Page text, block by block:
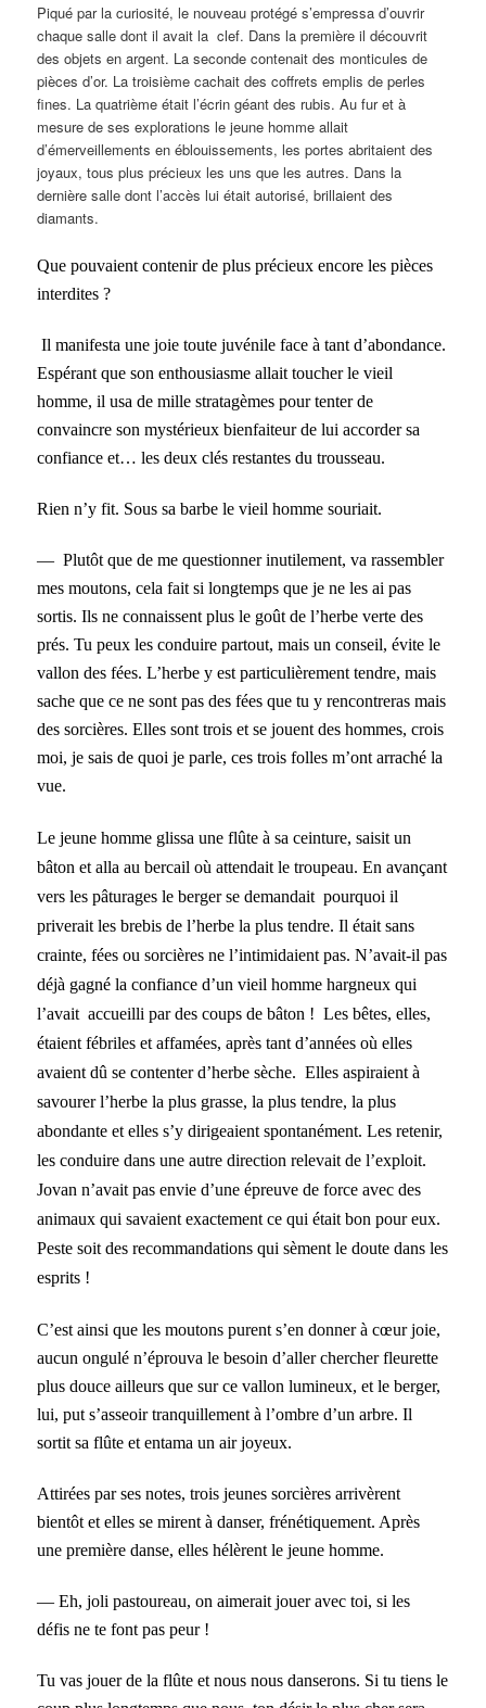
Piqué par la curiosité, le nouveau protégé s’empressa d’ouvrir
chaque salle dont il avait la clef. Dans la première il découvrit
des objets en argent. La seconde contenait des monticules de
pièces d’or. La troisième cachait des coffrets emplis de perles
fines. La quatrième était l’écrin géant des rubis. Au fur et à
mesure de ses explorations le jeune homme allait
d’émerveillements en éblouissements, les portes abritaient des
joyaux, tous plus précieux les uns que les autres. Dans la
dernière salle dont l’accès lui était autorisé, brillaient des
diamants.
Que pouvaient contenir de plus précieux encore les pièces
interdites ?
Il manifesta une joie toute juvénile face à tant d’abondance.
Espérant que son enthousiasme allait toucher le vieil
homme, il usa de mille stratagèmes pour tenter de
convaincre son mystérieux bienfaiteur de lui accorder sa
confiance et… les deux clés restantes du trousseau.
Rien n’y fit. Sous sa barbe le vieil homme souriait.
— Plutôt que de me questionner inutilement, va rassembler
mes moutons, cela fait si longtemps que je ne les ai pas
sortis. Ils ne connaissent plus le goût de l’herbe verte des
prés. Tu peux les conduire partout, mais un conseil, évite le
vallon des fées. L’herbe y est particulièrement tendre, mais
sache que ce ne sont pas des fées que tu y rencontreras mais
des sorcières. Elles sont trois et se jouent des hommes, crois
moi, je sais de quoi je parle, ces trois folles m’ont arraché la
vue.
Le jeune homme glissa une flûte à sa ceinture, saisit un
bâton et alla au bercail où attendait le troupeau. En avançant
vers les pâturages le berger se demandait pourquoi il
priverait les brebis de l’herbe la plus tendre. Il était sans
crainte, fées ou sorcières ne l’intimidaient pas. N’avait-il pas
déjà gagné la confiance d’un vieil homme hargneux qui
l’avait accueilli par des coups de bâton ! Les bêtes, elles,
étaient fébriles et affamées, après tant d’années où elles
avaient dû se contenter d’herbe sèche. Elles aspiraient à
savourer l’herbe la plus grasse, la plus tendre, la plus
abondante et elles s’y dirigeaient spontanément. Les retenir,
les conduire dans une autre direction relevait de l’exploit.
Jovan n’avait pas envie d’une épreuve de force avec des
animaux qui savaient exactement ce qui était bon pour eux.
Peste soit des recommandations qui sèment le doute dans les
esprits !
C’est ainsi que les moutons purent s’en donner à cœur joie,
aucun ongulé n’éprouva le besoin d’aller chercher fleurette
plus douce ailleurs que sur ce vallon lumineux, et le berger,
lui, put s’asseoir tranquillement à l’ombre d’un arbre. Il
sortit sa flûte et entama un air joyeux.
Attirées par ses notes, trois jeunes sorcières arrivèrent
bientôt et elles se mirent à danser, frénétiquement. Après
une première danse, elles hélèrent le jeune homme.
— Eh, joli pastoureau, on aimerait jouer avec toi, si les
défis ne te font pas peur !
Tu vas jouer de la flûte et nous nous danserons. Si tu tiens le